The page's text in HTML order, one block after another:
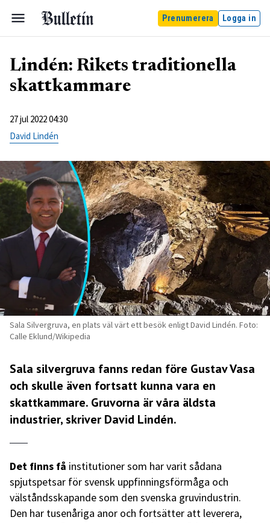
Prenumerera Logga in
Lindén: Rikets traditionella
skattkammare
27 jul 2022 04:30
David Lindén
Sala Silvergruva, en plats väl värt ett besök enligt David Lindén. Foto:
Calle Eklund/Wikipedia
Sala silvergruva fanns redan före Gustav Vasa
och skulle även fortsatt kunna vara en
skattkammare. Gruvorna är våra äldsta
industrier, skriver David Lindén.
Det finns få institutioner som har varit sådana
spjutspetsar för svensk uppfinningsförmåga och
välståndsskapande som den svenska gruvindustrin.
Den har tusenåriga anor och fortsätter att leverera,